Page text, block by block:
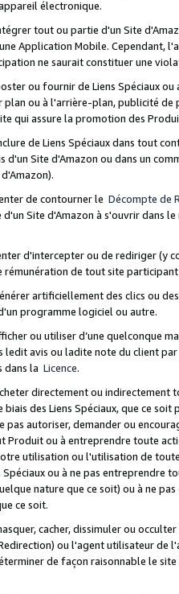
électronique.
tout ou partie d'un Site
Application Mobile. Cependant,
ne saurait constituer une
ou fournir de Liens Spéciaux
ou à l'arrière-plan, publicité
qui assure la promotion des
de Liens Spéciaux dans tout
Site d'Amazon ou dans un
de contourner le Décompte de
Site d'Amazon à s'ouvrir dans
d'intercepter ou de rediriger
de tout site
artificiellement des clics ou
programme logiciel ou autre.
ou utiliser d’une quelconque
avis ou ladite note du client
dans la Licence.
directement ou
biais des Liens Spéciaux, que ce
pas autoriser, demander ou
ou à entreprendre toute
utilisation ou l'utilisation de
ou à ne pas entreprendre
nature que ce soit) ou à ne
ce soit.
cacher, dissimuler ou
ou l'agent utilisateur
de façon raisonnable le